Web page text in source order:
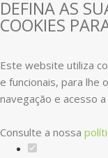
DEFINA AS
COOKIES
Este website utiliza
e funcionais, para lhe
navegação e acesso
Consulte a nossa